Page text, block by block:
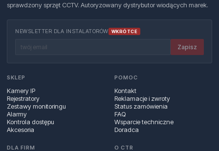
sprawdzony sprzęt CCTV. Autoryzowany dystrybutor wiodących marek.
NEWSLETTER DLA INSTALATORÓW WKRÓTCE
Zapisz
SKLEP
Kamery IP
Rejestratory
Zestawy monitoringu
Alarmy
Kontrola dostępu
Akcesoria
POMOC
Kontakt
Reklamacje i zwroty
Status zamówienia
FAQ
Wsparcie techniczne
Doradca
DLA FIRM O CTR